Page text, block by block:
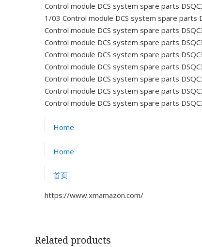
Control module DCS system spare parts
1/03 Control module DCS system spare parts
Control module DCS system spare parts
Control module DCS system spare parts
Control module DCS system spare parts
Control module DCS system spare parts
Control module DCS system spare parts
Control module DCS system spare parts
Control module DCS system spare parts
Home
Home
首页
https://www.xmamazon.com/
Related products